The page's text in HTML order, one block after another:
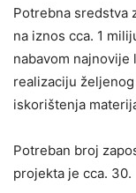
Potrebna sredstva
na iznos cca. 1
nabavom najnovije
realizaciju
iskorištenja
Potreban broj
projekta je cca. 30.